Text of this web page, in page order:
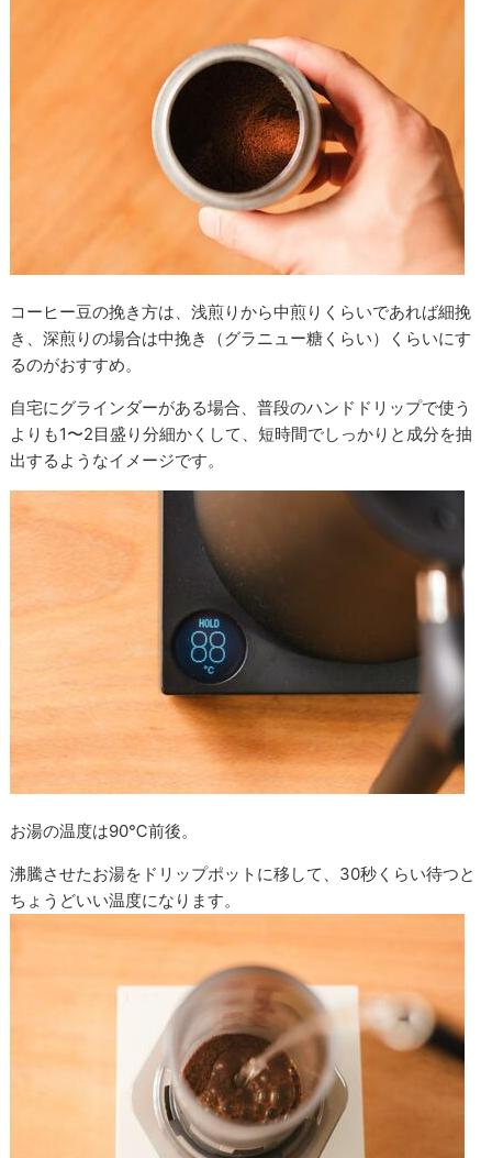
コーヒー豆の挽き方は、浅煎りから中煎りくらいであれば細挽
き、深煎りの場合は中挽き（グラニュー糖くらい）くらいにす
るのがおすすめ。
自宅にグラインダーがある場合、普段のハンドドリップで使う
よりも1〜2目盛り分細かくして、短時間でしっかりと成分を抽
出するようなイメージです。
お湯の温度は90℃前後。
沸騰させたお湯をドリップポットに移して、30秒くらい待つと
ちょうどいい温度になります。